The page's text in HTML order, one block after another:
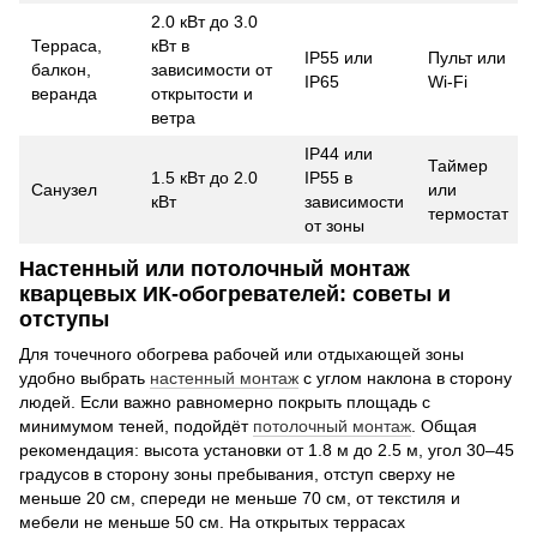
Терраса,
балкон,
веранда
2.0 кВт до 3.0
кВт в
зависимости от
открытости и
ветра
IP55 или
IP65
Пульт или
Wi-Fi
Санузел
1.5 кВт до 2.0
кВт
IP44 или
IP55 в
зависимости
от зоны
Таймер
или
термостат
Настенный или потолочный монтаж
кварцевых ИК-обогревателей: советы и
отступы
Для точечного обогрева рабочей или отдыхающей зоны
удобно выбрать настенный монтаж с углом наклона в сторону
людей. Если важно равномерно покрыть площадь с
минимумом теней, подойдёт потолочный монтаж . Общая
рекомендация: высота установки от 1.8 м до 2.5 м, угол 30–45
градусов в сторону зоны пребывания, отступ сверху не
меньше 20 см, спереди не меньше 70 см, от текстиля и
мебели не меньше 50 см. На открытых террасах